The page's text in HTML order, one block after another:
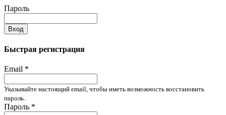
Пароль
Вход
Быстрая регистрация
Email *
Указывайте настоящий email, чтобы иметь возможность восстановить
пароль.
Пароль *